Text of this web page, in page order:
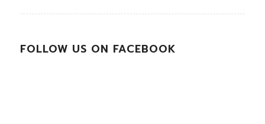
FOLLOW US ON FACEBOOK